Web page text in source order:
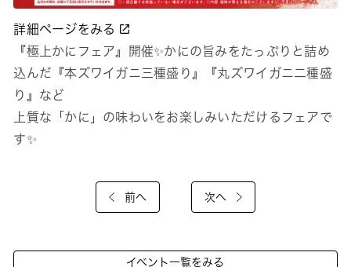
詳細ページをみる
『極上かにフェア』開催✨かにの旨みをたっぷりと詰め
込んだ『本ズワイガニ三種盛り』『丸ズワイガニ二種盛
り』など
上質な「かに」の味わいをお楽しみいただけるフェアで
す✨
前へ 次へ
イベント一覧をみる